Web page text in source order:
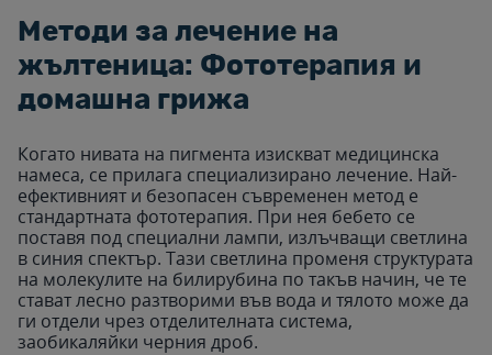
Методи за лечение на
жълтеница: Фототерапия и
домашна грижа
Когато нивата на пигмента изискват медицинска
намеса, се прилага специализирано лечение. Най-
ефективният и безопасен съвременен метод е
стандартната фототерапия. При нея бебето се
поставя под специални лампи, излъчващи светлина
в синия спектър. Тази светлина променя структурата
на молекулите на билирубина по такъв начин, че те
стават лесно разтворими във вода и тялото може да
ги отдели чрез отделителната система,
заобикаляйки черния дроб.